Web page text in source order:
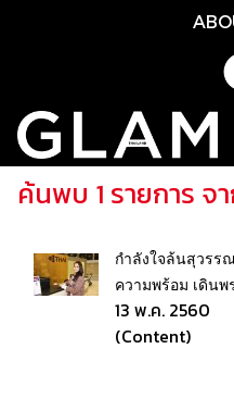
ค้นพบ 1 รายการ จ
กำลังใจล้นสุวรร
ความพร้อม เดินพ
13 พ.ค. 2560
(Content)